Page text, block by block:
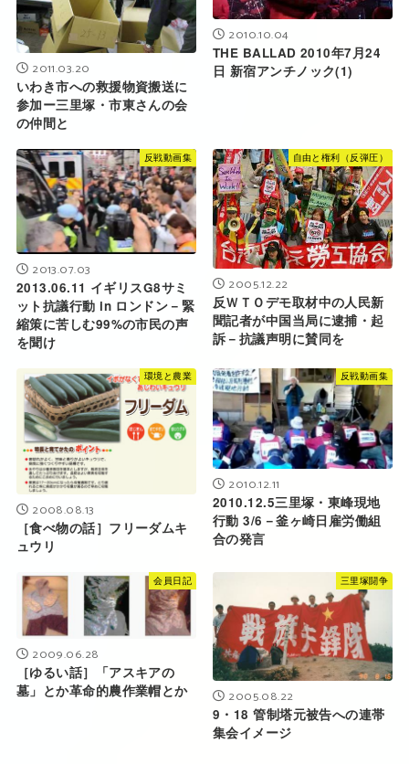
2011.03.20
いわき市への救援物資搬送に
参加ー三里塚・市東さんの会
の仲間と
2010.10.04
THE BALLAD 2010年7月24
日 新宿アンチノック(1)
反戦動画集
2013.07.03
2013.06.11 イギリスG8サミ
ット抗議行動 in ロンドン－緊
縮策に苦しむ99%の市民の声
を聞け
自由と権利（反弾圧）
2005.12.22
反ＷＴＯデモ取材中の人民新
聞記者が中国当局に逮捕・起
訴－抗議声明に賛同を
環境と農業
2008.08.13
［食べ物の話］フリーダムキ
ュウリ
反戦動画集
2010.12.11
2010.12.5三里塚・東峰現地
行動 3/6－釜ヶ崎日雇労働組
合の発言
会員日記
2009.06.28
［ゆるい話］「アスキアの
墓」とか革命的農作業帽とか
三里塚闘争
2005.08.22
9・18 管制塔元被告への連帯
集会イメージ